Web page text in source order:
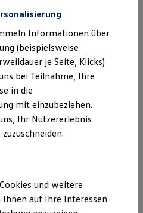
bei Volkswagen
finden
Scheinwerfer lassen Sie
Informationen über
(beispielsweise
je Seite, Klicks)
bei Teilnahme, Ihre
in die
mit einzubeziehen.
Ihr Nutzererlebnis
und weitere
Ihnen auf Ihre Interessen